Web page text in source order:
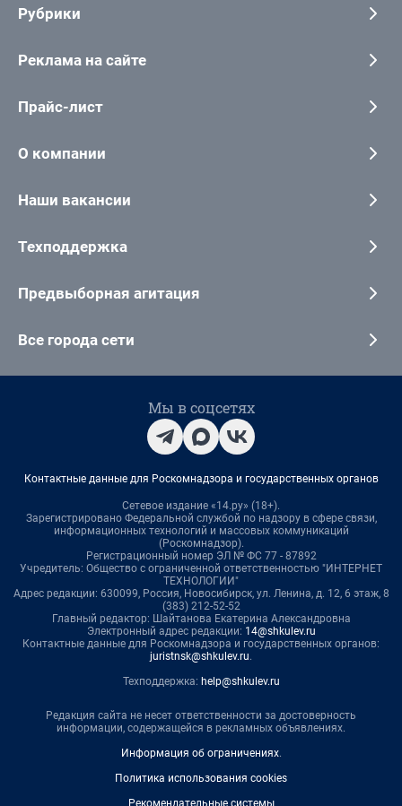
Рубрики
Реклама на сайте
Прайс-лист
О компании
Наши вакансии
Техподдержка
Предвыборная агитация
Все города сети
Мы в соцсетях
Контактные данные для Роскомнадзора и государственных органов
Сетевое издание «14.ру» (18+).
Зарегистрировано Федеральной службой по надзору в сфере связи,
информационных технологий и массовых коммуникаций
(Роскомнадзор).
Регистрационный номер ЭЛ № ФС 77 - 87892
Учредитель: Общество с ограниченной ответственностью "ИНТЕРНЕТ
ТЕХНОЛОГИИ"
Адрес редакции: 630099, Россия, Новосибирск, ул. Ленина, д. 12, 6 этаж, 8
(383) 212-52-52
Главный редактор: Шайтанова Екатерина Александровна
Электронный адрес редакции: 14@shkulev.ru
Контактные данные для Роскомнадзора и государственных органов:
juristnsk@shkulev.ru.
Техподдержка: help@shkulev.ru
Редакция сайта не несет ответственности за достоверность
информации, содержащейся в рекламных объявлениях.
Информация об ограничениях.
Политика использования cookies